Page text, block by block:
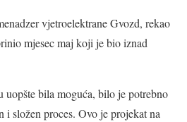
vjetroelektrane Gvozd, rekao
mjesec maj koji je bio iznad
bila moguća, bilo je potrebno
i složen proces. Ovo je projekat na